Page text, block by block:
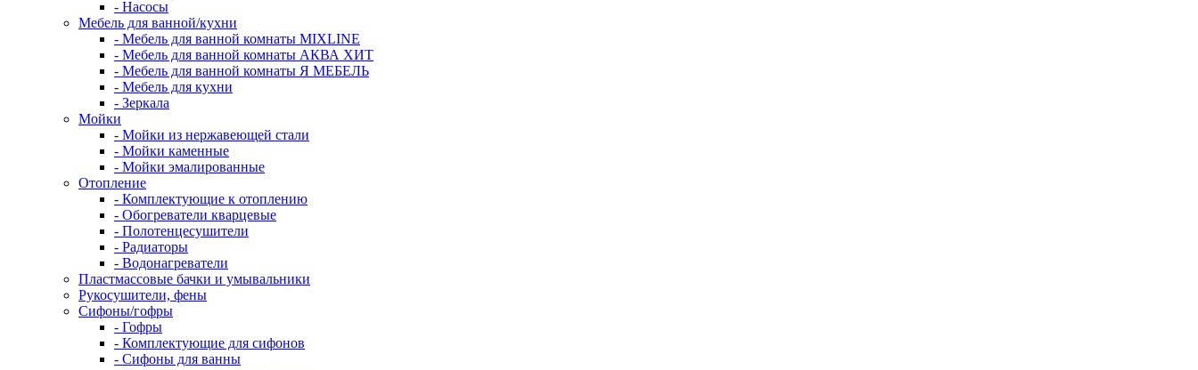
- Насосы
Мебель для ванной/кухни
- Мебель для ванной комнаты MIXLINE
- Мебель для ванной комнаты АКВА ХИТ
- Мебель для ванной комнаты Я МЕБЕЛЬ
- Мебель для кухни
- Зеркала
Мойки
- Мойки из нержавеющей стали
- Мойки каменные
- Мойки эмалированные
Отопление
- Комплектующие к отоплению
- Обогреватели кварцевые
- Полотенцесушители
- Радиаторы
- Водонагреватели
Пластмассовые бачки и умывальники
Рукосушители, фены
Сифоны/гофры
- Гофры
- Комплектующие для сифонов
- Сифоны для ванны